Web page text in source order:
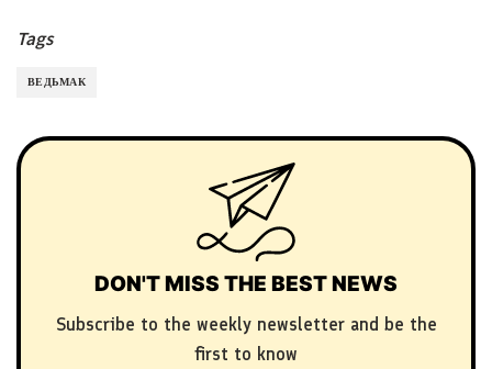
Tags
ВЕДЬМАК
DON'T MISS THE BEST NEWS
Subscribe to the weekly newsletter and be the
first to know